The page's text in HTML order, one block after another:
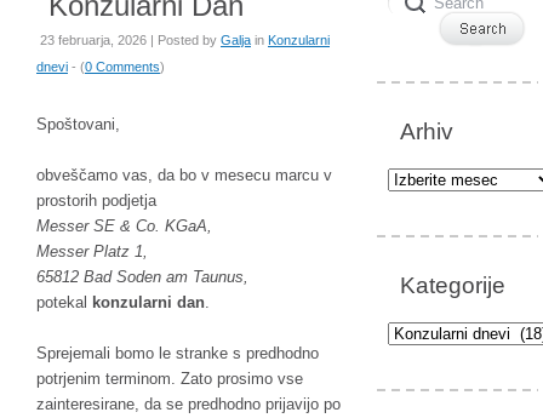
23 februarja, 2026 | Posted by Galja in Konzularni
dnevi - (0 Comments)
Spoštovani,
obveščamo vas, da bo v mesecu marcu v
prostorih podjetja
Messer SE & Co. KGaA,
Messer Platz 1,
65812 Bad Soden am Taunus,
potekal konzularni dan.
Sprejemali bomo le stranke s predhodno
potrjenim terminom. Zato prosimo vse
zainteresirane, da se predhodno prijavijo po
Arhiv
Arhiv
Kategorije
Kategorije